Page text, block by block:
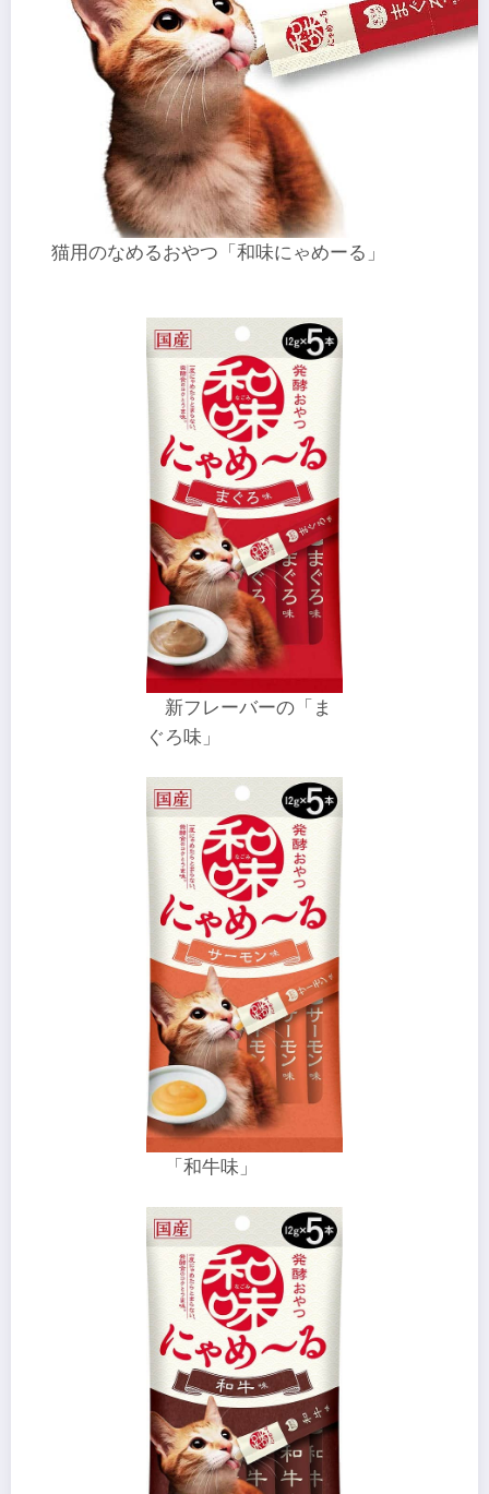
猫用のなめるおやつ「和味にゃめーる」
新フレーバーの「ま
ぐろ味」
「和牛味」